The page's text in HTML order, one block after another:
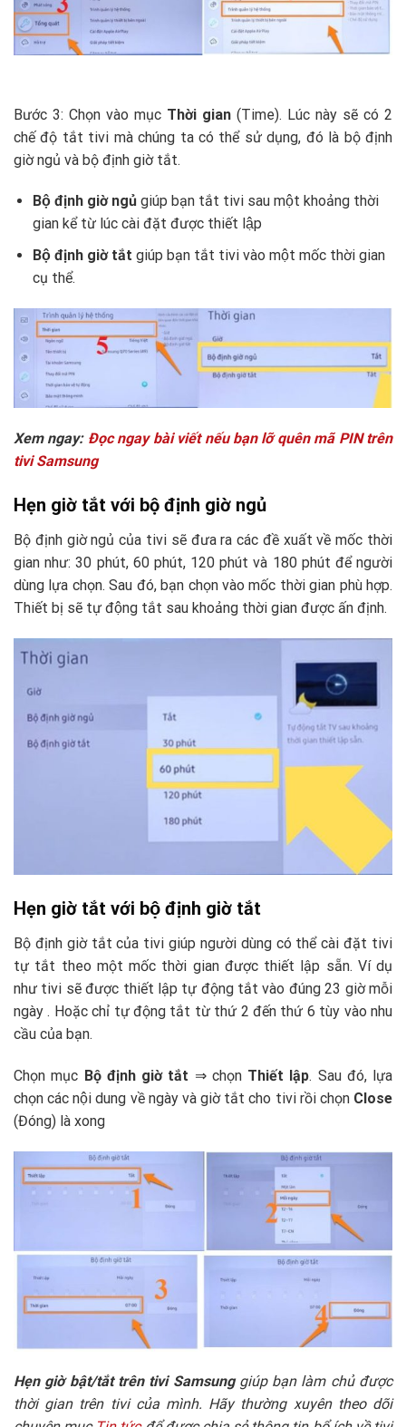
Bước 3: Chọn vào mục Thời gian (Time). Lúc này sẽ có 2
chế độ tắt tivi mà chúng ta có thể sử dụng, đó là bộ định
giờ ngủ và bộ định giờ tắt.
Bộ định giờ ngủgiúp bạn tắt tivi sau một khoảng thời
gian kể từ lúc cài đặt được thiết lập
Bộ định giờ tắt giúp bạn tắt tivi vào một mốc thời gian
cụ thể.
Xem ngay: Đọc ngay bài viết nếu bạn lỡ quên mã PIN trên
tivi Samsung
Hẹn giờ tắt với bộ định giờ ngủ
Bộ định giờ ngủ của tivi sẽ đưa ra các đề xuất về mốc thời
gian như: 30 phút, 60 phút, 120 phút và 180 phút để người
dùng lựa chọn. Sau đó, bạn chọn vào mốc thời gian phù hợp.
Thiết bị sẽ tự động tắt sau khoảng thời gian được ấn định.
Hẹn giờ tắt với bộ định giờ tắt
Bộ định giờ tắt của tivi giúp người dùng có thể cài đặt tivi
tự tắt theo một mốc thời gian được thiết lập sẵn. Ví dụ
như tivi sẽ được thiết lập tự động tắt vào đúng 23 giờ mỗi
ngày . Hoặc chỉ tự động tắt từ thứ 2 đến thứ 6 tùy vào nhu
cầu của bạn.
Chọn mục Bộ định giờ tắt ⇒ chọn Thiết lập. Sau đó, lựa
chọn các nội dung về ngày và giờ tắt cho tivi rồi chọn Close
(Đóng) là xong
Hẹn giờ bật/tắt trên tivi Samsunggiúp bạn làm chủ được
thời gian trên tivi của mình. Hãy thường xuyên theo dõi